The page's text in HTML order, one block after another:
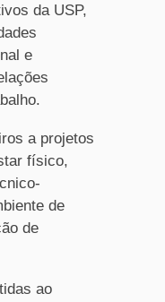
da USP,
e
a projetos
físico,
de
de
ao